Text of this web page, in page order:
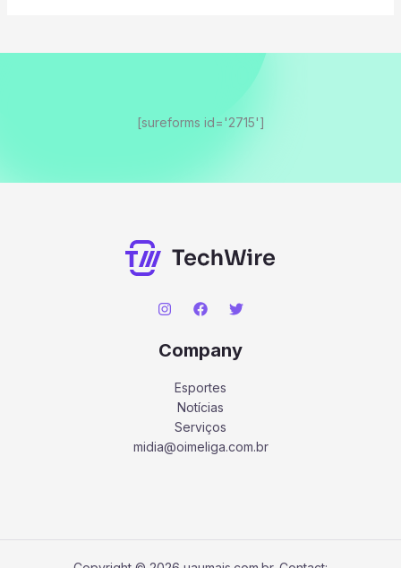
[sureforms id='2715']
Company
Esportes
Notícias
Serviços
midia@oimeliga.com.br